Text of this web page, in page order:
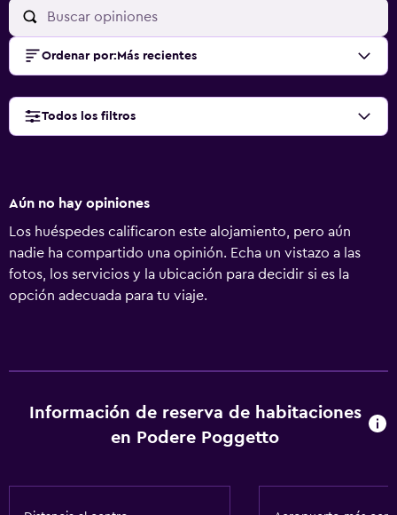
Ordenar por: Más recientes
Todos los filtros
Aún no hay opiniones
Los huéspedes calificaron este alojamiento, pero aún
nadie ha compartido una opinión. Echa un vistazo a las
fotos, los servicios y la ubicación para decidir si es la
opción adecuada para tu viaje.
Información de reserva de habitaciones
en Podere Poggetto